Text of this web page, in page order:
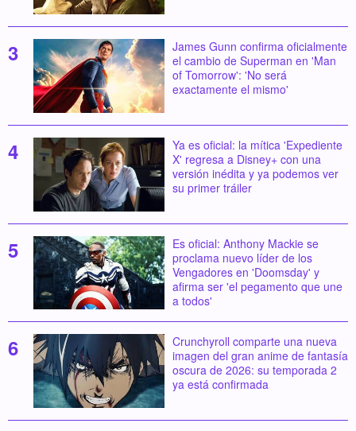
James Gunn confirma oficialmente
el cambio de Superman en 'Man
of Tomorrow': 'No será
exactamente el mismo'
Ya es oficial: la mítica 'Expediente
X' regresa a Disney+ con una
versión inédita y ya podemos ver
su primer tráiler
Es oficial: Anthony Mackie se
proclama nuevo líder de los
Vengadores en 'Doomsday' y
afirma ser 'el pegamento que une
a todos'
Crunchyroll comparte una nueva
imagen del gran anime de fantasía
oscura de 2026: su temporada 2
ya está confirmada